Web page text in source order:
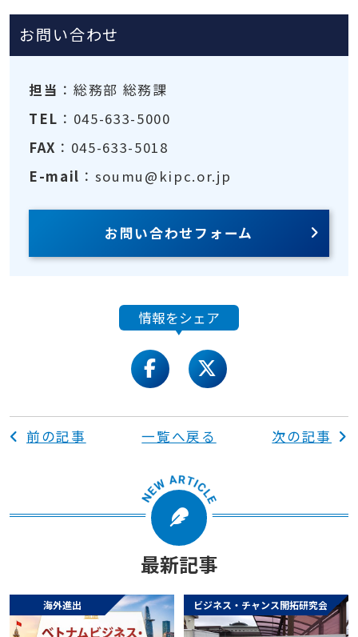
お問い合わせ
担当 ：総務部 総務課
TEL ：045-633-5000
FAX ：045-633-5018
E-mail ：soumu@kipc.or.jp
お問い合わせフォーム
情報をシェア
facebooktwitter
前の記事 一覧へ戻る 次の記事
最新記事
海外進出 ビジネス・チャンス開拓研究会